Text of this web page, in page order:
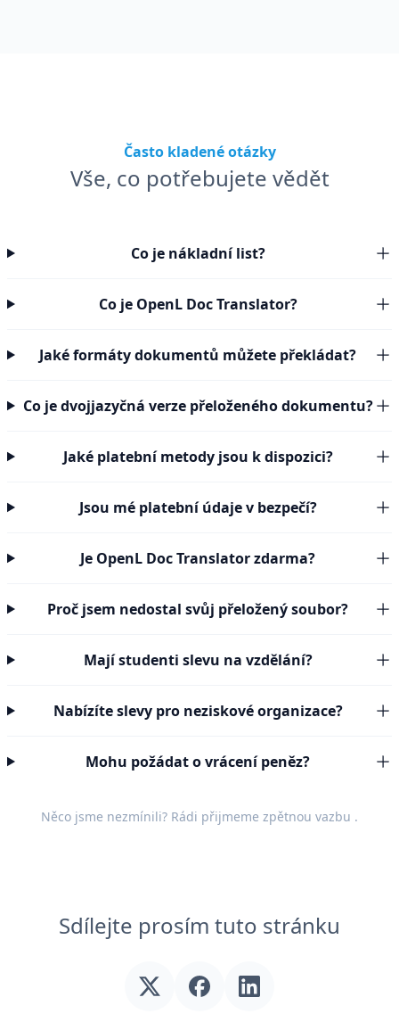
Často kladené otázky
Vše, co potřebujete vědět
Co je nákladní list?
Co je OpenL Doc Translator?
Jaké formáty dokumentů můžete překládat?
Co je dvojjazyčná verze přeloženého dokumentu?
Jaké platební metody jsou k dispozici?
Jsou mé platební údaje v bezpečí?
Je OpenL Doc Translator zdarma?
Proč jsem nedostal svůj přeložený soubor?
Mají studenti slevu na vzdělání?
Nabízíte slevy pro neziskové organizace?
Mohu požádat o vrácení peněz?
Něco jsme nezmínili? Rádi přijmeme zpětnou vazbu .
Sdílejte prosím tuto stránku